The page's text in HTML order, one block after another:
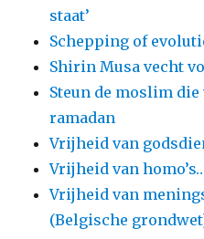
staat’
Schepping of
Shirin Musa vecht
Steun de moslim
ramadan
Vrijheid van
Vrijheid van
Vrijheid van
(Belgische